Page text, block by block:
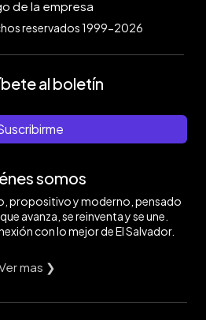
reservados 1999-2026
al boletín
somos
propositivo y moderno, pensado
avanza, se reinventa y se une.
con lo mejor de El Salvador.
mas ❯